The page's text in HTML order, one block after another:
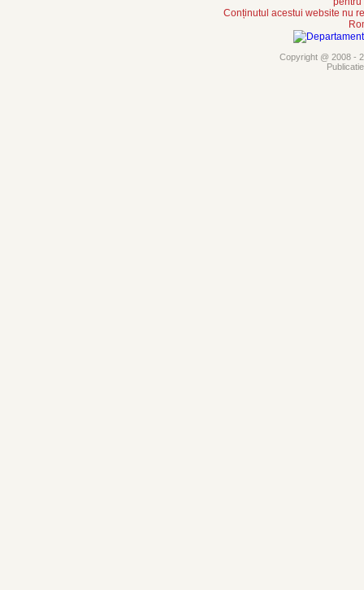
Conținutul acestui website nu
Copyright @ 2008 -